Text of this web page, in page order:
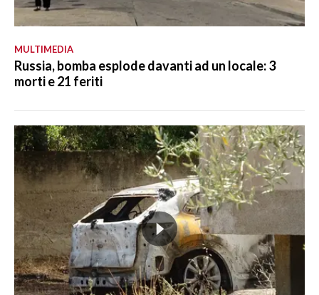
MULTIMEDIA
Russia, bomba esplode davanti ad un locale: 3
morti e 21 feriti